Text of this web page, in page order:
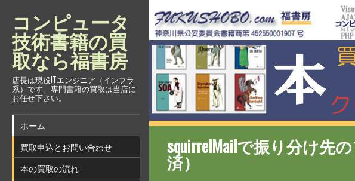
コンピュータ
技術書籍の買
取なら福書房
店長は現役ITエンジニア（インフラ
系）です。専門書籍の買取は当店に
お任せ下さい。
ホーム
買取申込とお問い合わせ
本の買取の流れ
squirrelMailで振り分け先
済）